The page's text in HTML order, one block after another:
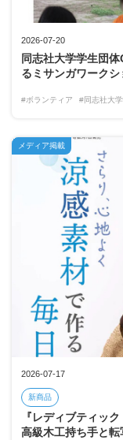
2026-07-20
同志社大学学生団
るミサンガワーク
#ボランティア #同志社大
2026-07-17
新商品
『レディブティッ
高級木工持ち手と
メディア掲載